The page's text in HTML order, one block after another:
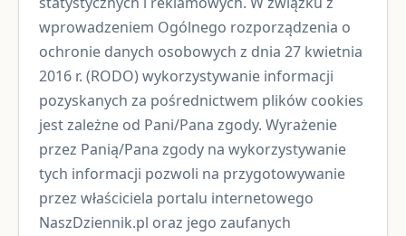
wprowadzeniem Ogólnego rozporządzenia o
ochronie danych osobowych z dnia 27 kwietnia
2016 r. (RODO) wykorzystywanie informacji
pozyskanych za pośrednictwem plików cookies
jest zależne od Pani/Pana zgody. Wyrażenie
przez Panią/Pana zgody na wykorzystywanie
tych informacji pozwoli na przygotowywanie
przez właściciela portalu internetowego
NaszDziennik.pl oraz jego zaufanych